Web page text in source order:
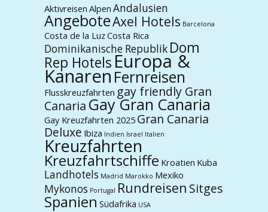
Aktivreisen Alpen Andalusien
AngeboteAxel Hotels Barcelona
Costa de la LuzCosta Rica
Dominikanische Republik Dom
Rep HotelsEuropa &
Kanaren Fernreisen
Flusskreuzfahrten gay friendly Gran
Canaria Gay Gran Canaria
Gay Kreuzfahrten 2025 Gran Canaria
Deluxe Ibiza Indien Israel Italien
Kreuzfahrten
Kreuzfahrtschiffe Kroatien Kuba
Landhotels Madrid Marokko Mexiko
Mykonos Portugal Rundreisen Sitges
Spanien Südafrika USA